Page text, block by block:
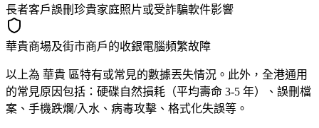
長者客戶誤刪珍貴家庭照片或受詐騙軟件影響
華貴商場及街市商戶的收銀電腦頻繁故障
以上為 華貴 區特有或常見的數據丟失情況。此外，全港通用
的常見原因包括：硬碟自然損耗（平均壽命 3-5 年）、誤刪檔
案、手機跌爛/入水、病毒攻擊、格式化失誤等。